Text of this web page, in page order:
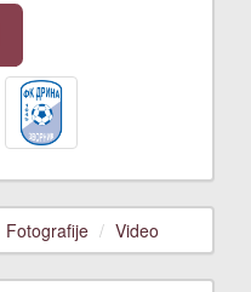
Fotografije Video